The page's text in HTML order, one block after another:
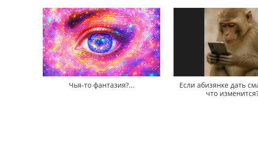
Чья-то фантазия?...
Если абизянке дать
что